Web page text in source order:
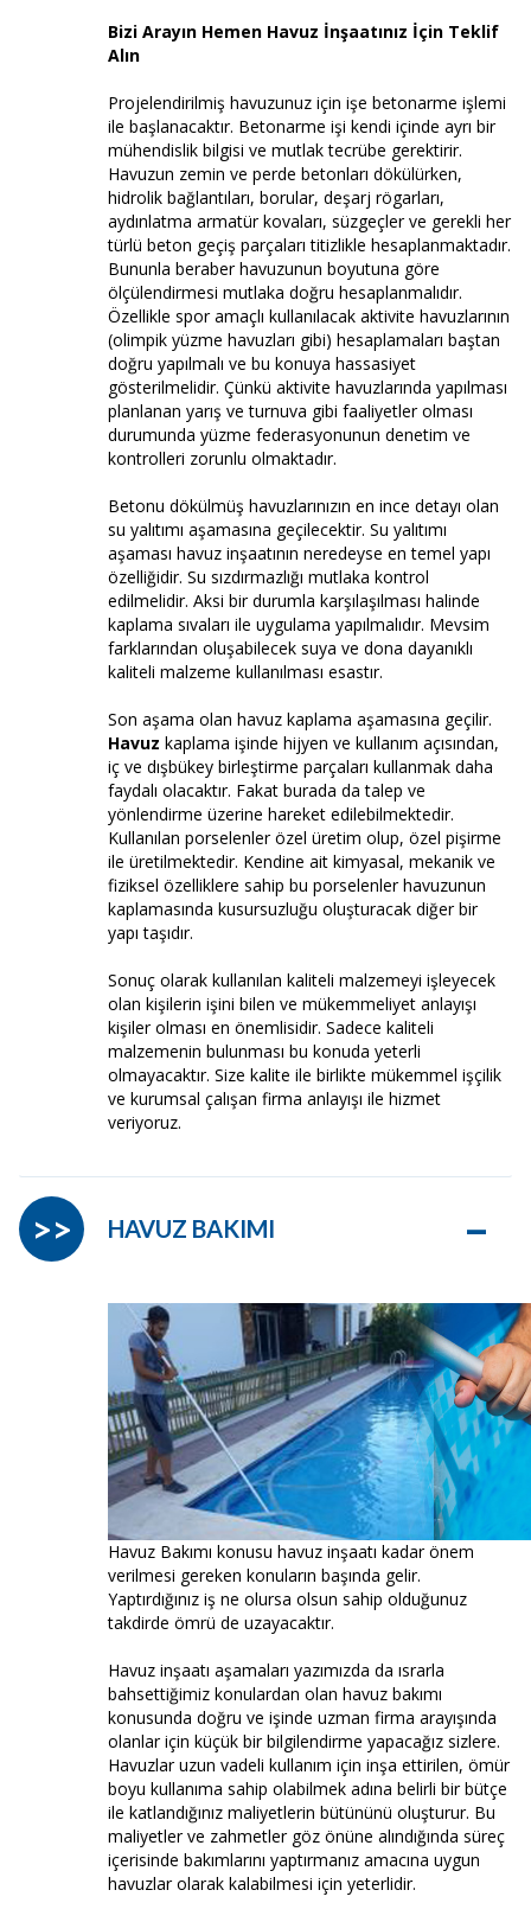
Bizi Arayın Hemen Havuz İnşaatınız İçin Teklif
Alın
Projelendirilmiş havuzunuz için işe betonarme işlemi
ile başlanacaktır. Betonarme işi kendi içinde ayrı bir
mühendislik bilgisi ve mutlak tecrübe gerektirir.
Havuzun zemin ve perde betonları dökülürken,
hidrolik bağlantıları, borular, deşarj rögarları,
aydınlatma armatür kovaları, süzgeçler ve gerekli her
türlü beton geçiş parçaları titizlikle hesaplanmaktadır.
Bununla beraber havuzunun boyutuna göre
ölçülendirmesi mutlaka doğru hesaplanmalıdır.
Özellikle spor amaçlı kullanılacak aktivite havuzlarının
(olimpik yüzme havuzları gibi) hesaplamaları baştan
doğru yapılmalı ve bu konuya hassasiyet
gösterilmelidir. Çünkü aktivite havuzlarında yapılması
planlanan yarış ve turnuva gibi faaliyetler olması
durumunda yüzme federasyonunun denetim ve
kontrolleri zorunlu olmaktadır.
Betonu dökülmüş havuzlarınızın en ince detayı olan
su yalıtımı aşamasına geçilecektir. Su yalıtımı
aşaması havuz inşaatının neredeyse en temel yapı
özelliğidir. Su sızdırmazlığı mutlaka kontrol
edilmelidir. Aksi bir durumla karşılaşılması halinde
kaplama sıvaları ile uygulama yapılmalıdır. Mevsim
farklarından oluşabilecek suya ve dona dayanıklı
kaliteli malzeme kullanılması esastır.
Son aşama olan havuz kaplama aşamasına geçilir.
Havuz kaplama işinde hijyen ve kullanım açısından,
iç ve dışbükey birleştirme parçaları kullanmak daha
faydalı olacaktır. Fakat burada da talep ve
yönlendirme üzerine hareket edilebilmektedir.
Kullanılan porselenler özel üretim olup, özel pişirme
ile üretilmektedir. Kendine ait kimyasal, mekanik ve
fiziksel özelliklere sahip bu porselenler havuzunun
kaplamasında kusursuzluğu oluşturacak diğer bir
yapı taşıdır.
Sonuç olarak kullanılan kaliteli malzemeyi işleyecek
olan kişilerin işini bilen ve mükemmeliyet anlayışı
kişiler olması en önemlisidir. Sadece kaliteli
malzemenin bulunması bu konuda yeterli
olmayacaktır. Size kalite ile birlikte mükemmel işçilik
ve kurumsal çalışan firma anlayışı ile hizmet
veriyoruz.
HAVUZ BAKIMI –
>>
Havuz Bakımı konusu havuz inşaatı kadar önem
verilmesi gereken konuların başında gelir.
Yaptırdığınız iş ne olursa olsun sahip olduğunuz
takdirde ömrü de uzayacaktır.
Havuz inşaatı aşamaları yazımızda da ısrarla
bahsettiğimiz konulardan olan havuz bakımı
konusunda doğru ve işinde uzman firma arayışında
olanlar için küçük bir bilgilendirme yapacağız sizlere.
Havuzlar uzun vadeli kullanım için inşa ettirilen, ömür
boyu kullanıma sahip olabilmek adına belirli bir bütçe
ile katlandığınız maliyetlerin bütününü oluşturur. Bu
maliyetler ve zahmetler göz önüne alındığında süreç
içerisinde bakımlarını yaptırmanız amacına uygun
havuzlar olarak kalabilmesi için yeterlidir.